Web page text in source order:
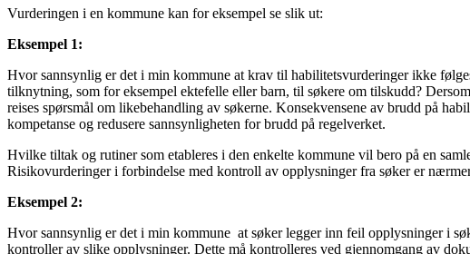
Vurderingen i en kommune kan for eksempel se slik ut:
Eksempel 1:
Hvor sannsynlig er det i min kommune at krav til habilitetsvurderinger ikke
tilknytning, som for eksempel ektefelle eller barn, til søkere om tilskudd?
reises spørsmål om likebehandling av søkerne. Konsekvensene av brudd på
kompetanse og redusere sannsynligheten for brudd på regelverket.
Hvilke tiltak og rutiner som etableres i den enkelte kommune vil bero på en
Risikovurderinger i forbindelse med kontroll av opplysninger fra søker er
Eksempel 2:
Hvor sannsynlig er det i min kommune at søker legger inn feil opplysninger i
kontroller av slike opplysninger. Dette må kontrolleres ved gjennomgang av